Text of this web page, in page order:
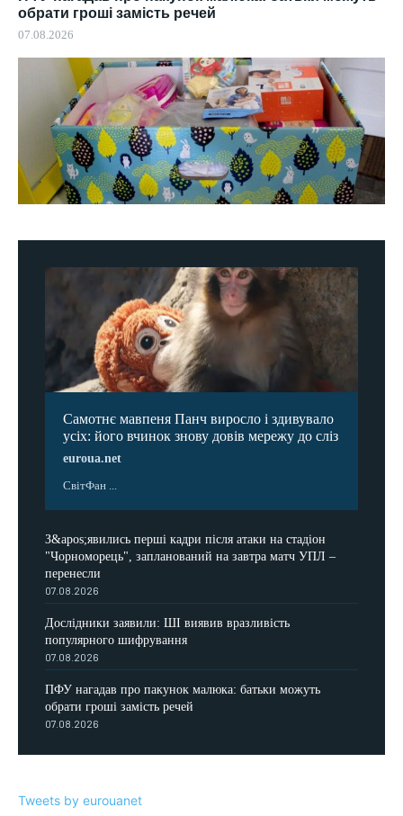
обрати гроші замість речей
07.08.2026
Самотнє мавпеня Панч виросло і здивувало
усіх: його вчинок знову довів мережу до сліз
euroua.net
СвітФан ...
З&apos;явились перші кадри після атаки на стадіон
"Чорноморець", запланований на завтра матч УПЛ –
перенесли
07.08.2026
Дослідники заявили: ШІ виявив вразливість
популярного шифрування
07.08.2026
ПФУ нагадав про пакунок малюка: батьки можуть
обрати гроші замість речей
07.08.2026
Tweets by eurouanet